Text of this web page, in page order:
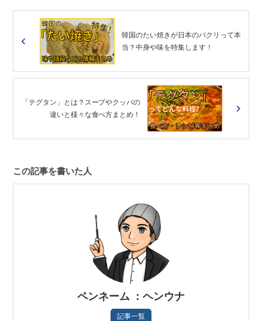
韓国のたい焼きが日本のパクリって本
当？中身や味を特集します！
「テグタン」とは？スープやクッパの
違いと様々な食べ方まとめ！
この記事を書いた人
ペンネーム ：ヘンウナ
記事一覧